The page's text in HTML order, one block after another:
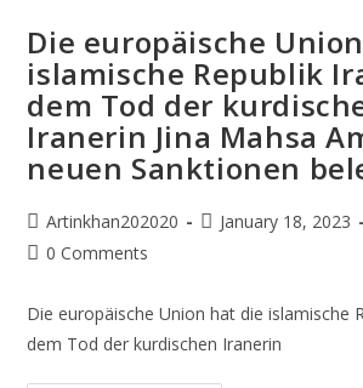
Die europäische
islamische Republik
dem Tod der
Iranerin Jina Mahsa
neuen Sanktionen
Artinkhan202020 January 18, 2023
0 Comments
Die europäische Union hat die islamische
dem Tod der kurdischen Iranerin